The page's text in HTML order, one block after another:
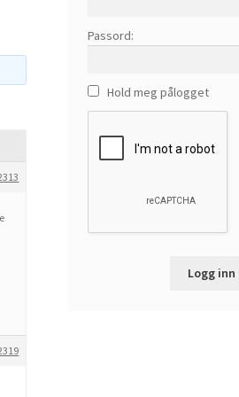
Passord:
Hold meg pålogget
Logg inn